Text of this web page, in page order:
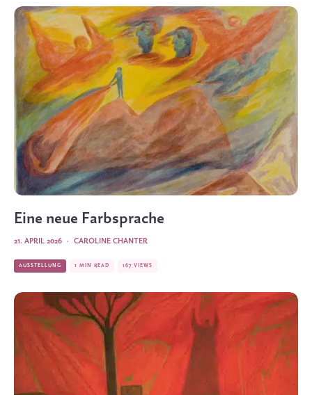
Eine neue Farbsprache
CAROLINE CHANTER
·
21. APRIL 2026
AUSSTELLUNG 1 MIN READ 167 VIEWS